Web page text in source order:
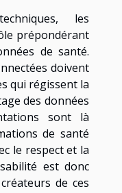
les
prépondérant
de santé.
doivent
qui régissent la
des données
sont là
de santé
le respect et la
est donc
de ces